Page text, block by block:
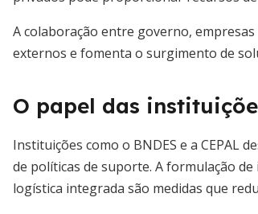
A colaboração entre governo,
externos e fomenta o surgimento de
O papel das
Instituições como o BNDES e a CEPAL
de políticas de suporte. A formulação
logística integrada são medidas que